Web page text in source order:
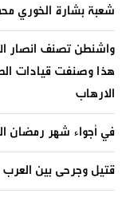
شعبة بشارة الخوري
واشنطن تصنف انصار
هذا وصنفت قيادات
الارهاب
في أجواء شهر رمضان
قتيل وجرحى بين